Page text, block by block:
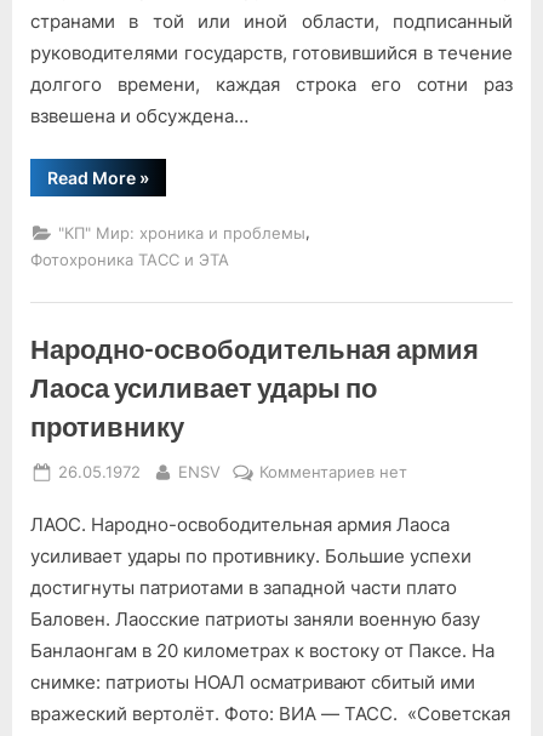
странами в той или иной области, подписанный
руководителями государств, готовившийся в течение
долгого времени, каждая строка его сотни раз
взвешена и обсуждена…
Read More“Строки
и
»
"КП" Мир: хроника и проблемы,
Фотохроника ТАСС и ЭТА
Народно-освободительная армия
Лаоса усиливает удары по
противнику
Posted
26.05.1972 By
ENSV Комментариевк
Народно-
освободительная
усиливает
удары
по
противнику
нет
ЛАОС. Народно-освободительная армия Лаоса
усиливает удары по противнику. Большие успехи
достигнуты патриотами в западной части плато
Баловен. Лаосские патриоты заняли военную базу
Банлаонгам в 20 километрах к востоку от Паксе. На
снимке: патриоты НОАЛ осматривают сбитый ими
вражеский вертолёт. Фото: ВИА — ТАСС. «Советская